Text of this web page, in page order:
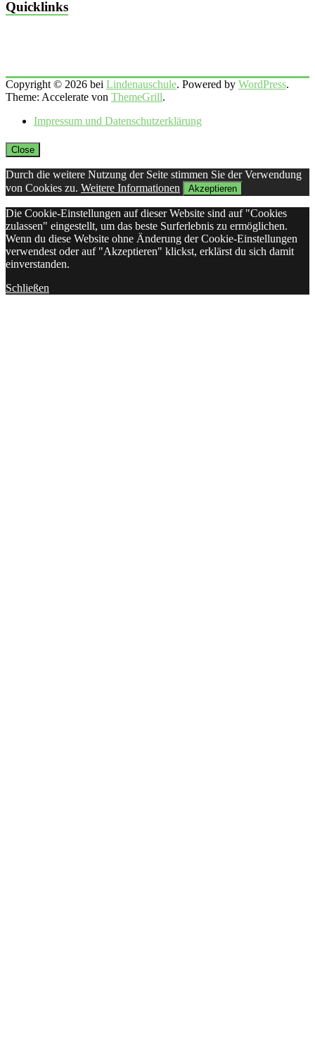
Quicklinks
Copyright © 2026 bei Lindenauschule. Powered by WordPress.
Theme: Accelerate von ThemeGrill.
Impressum und Datenschutzerklärung
Close
Durch die weitere Nutzung der Seite stimmen Sie der Verwendung
von Cookies zu. Weitere Informationen Akzeptieren
Die Cookie-Einstellungen auf dieser Website sind auf "Cookies
zulassen" eingestellt, um das beste Surferlebnis zu ermöglichen.
Wenn du diese Website ohne Änderung der Cookie-Einstellungen
verwendest oder auf "Akzeptieren" klickst, erklärst du sich damit
einverstanden.
Schließen